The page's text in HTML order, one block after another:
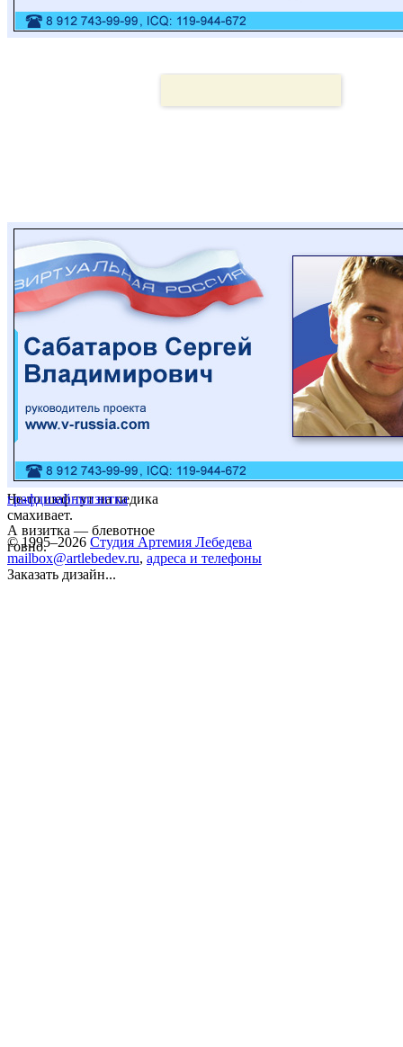
Че-то шеф тут на педика
смахивает.
А визитка — блевотное
говно.
графдизайнвизитка
© 1995–2026 Студия Артемия Лебедева
mailbox@artlebedev.ru, адреса и телефоны
Заказать дизайн...